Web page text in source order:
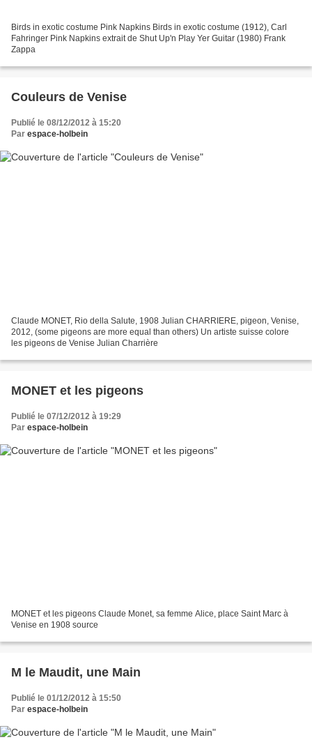
Birds in exotic costume Pink Napkins Birds in exotic costume (1912), Carl
Fahringer Pink Napkins extrait de Shut Up'n Play Yer Guitar (1980) Frank
Zappa
Couleurs de Venise
Publié le 08/12/2012 à 15:20
Par espace-holbein
Claude MONET, Rio della Salute, 1908 Julian CHARRIERE, pigeon, Venise,
2012, (some pigeons are more equal than others) Un artiste suisse colore
les pigeons de Venise Julian Charrière
MONET et les pigeons
Publié le 07/12/2012 à 19:29
Par espace-holbein
MONET et les pigeons Claude Monet, sa femme Alice, place Saint Marc à
Venise en 1908 source
M le Maudit, une Main
Publié le 01/12/2012 à 15:50
Par espace-holbein